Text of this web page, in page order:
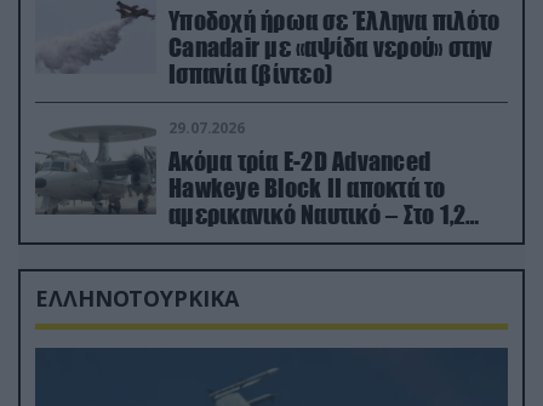
Υποδοχή ήρωα σε Έλληνα πιλότο
Canadair με «αψίδα νερού» στην
Ισπανία (βίντεο)
29.07.2026
Ακόμα τρία E-2D Advanced
Hawkeye Block II αποκτά το
αμερικανικό Ναυτικό – Στο 1,2
δισ.δολάρια το κόστος
ΕΛΛΗΝΟΤΟΥΡΚΙΚΑ